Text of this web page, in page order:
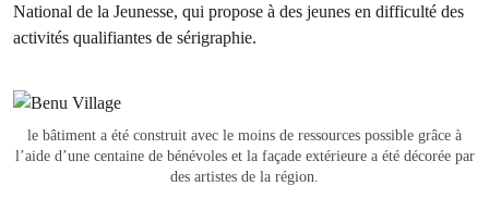
National de la Jeunesse, qui propose à des jeunes en difficulté des
activités qualifiantes de sérigraphie.
le bâtiment a été construit avec le moins de ressources possible grâce à
l’aide d’une centaine de bénévoles et la façade extérieure a été décorée par
des artistes de la région.